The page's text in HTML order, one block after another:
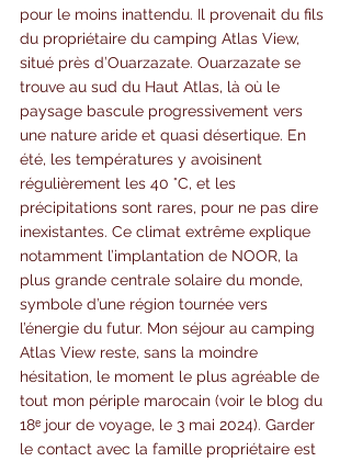
pour le moins inattendu. Il provenait du fils
du propriétaire du camping Atlas View,
situé près d’Ouarzazate. Ouarzazate se
trouve au sud du Haut Atlas, là où le
paysage bascule progressivement vers
une nature aride et quasi désertique. En
été, les températures y avoisinent
régulièrement les 40 °C, et les
précipitations sont rares, pour ne pas dire
inexistantes. Ce climat extrême explique
notamment l’implantation de NOOR, la
plus grande centrale solaire du monde,
symbole d’une région tournée vers
l’énergie du futur. Mon séjour au camping
Atlas View reste, sans la moindre
hésitation, le moment le plus agréable de
tout mon périple marocain (voir le blog du
18ᵉ jour de voyage, le 3 mai 2024). Garder
le contact avec la famille propriétaire est